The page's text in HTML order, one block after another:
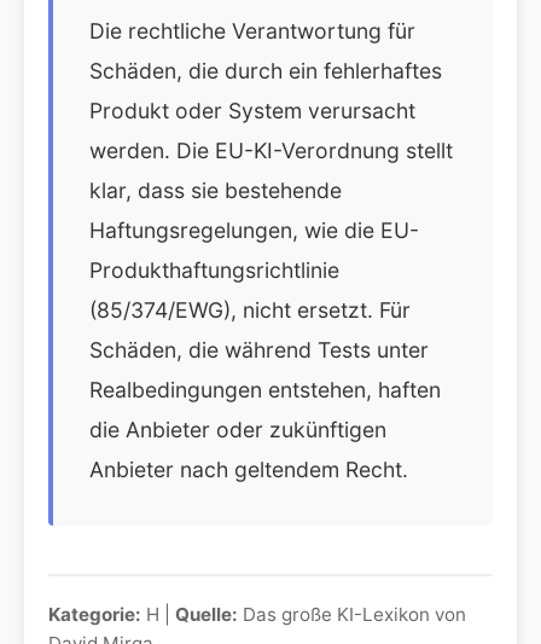
Die rechtliche Verantwortung für
Schäden, die durch ein fehlerhaftes
Produkt oder System verursacht
werden. Die EU-KI-Verordnung stellt
klar, dass sie bestehende
Haftungsregelungen, wie die EU-
Produkthaftungsrichtlinie
(85/374/EWG), nicht ersetzt. Für
Schäden, die während Tests unter
Realbedingungen entstehen, haften
die Anbieter oder zukünftigen
Anbieter nach geltendem Recht.
Kategorie: H | Quelle: Das große KI-Lexikon von